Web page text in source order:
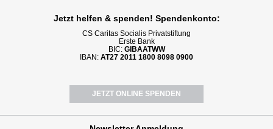
Jetzt helfen & spenden! Spendenkonto:
CS Caritas Socialis Privatstiftung
Erste Bank
BIC: GIBAATWW
IBAN: AT27 2011 1800 8098 0900
JETZT ONLINE SPENDEN